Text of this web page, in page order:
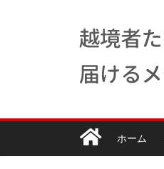
ホーム